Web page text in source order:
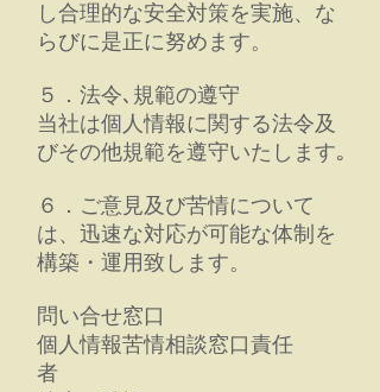
し合理的な安全対策を実施、な
らびに是正に努めます。
５．法令､規範の遵守
当社は個人情報に関する法令及
びその他規範を遵守いたします｡
６．ご意見及び苦情について
は、迅速な対応が可能な体制を
構築・運用致します。
問い合せ窓口
個人情報苦情相談窓口責任
者